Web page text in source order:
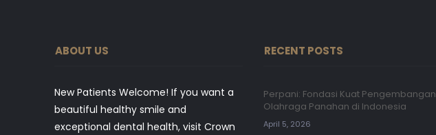
ABOUT US
New Patients Welcome! If you want a
beautiful healthy smile and
exceptional dental health, visit Crown
RECENT POSTS
Perpani: Fondasi Kuat Pengembangan
Olahraga Panahan di Indonesia
April 5, 2026